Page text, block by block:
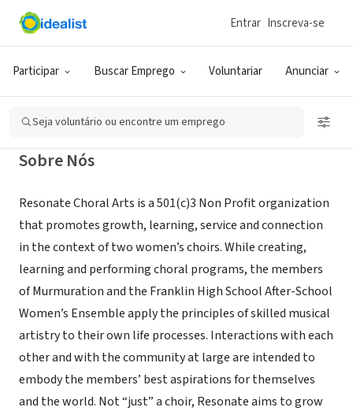
Participar Buscar Emprego Voluntariar Anunciar
Entrar Inscreva-se
Seja voluntário ou encontre um emprego
ONG (SETOR SOCIAL)
Resonate Choral Arts
Sobre Nós
Resonate Choral Arts is a 501(c)3 Non Profit organization
that promotes growth, learning, service and connection
in the context of two women’s choirs. While creating,
learning and performing choral programs, the members
of Murmuration and the Franklin High School After-School
Women’s Ensemble apply the principles of skilled musical
artistry to their own life processes. Interactions with each
other and with the community at large are intended to
embody the members’ best aspirations for themselves
and the world. Not “just” a choir, Resonate aims to grow